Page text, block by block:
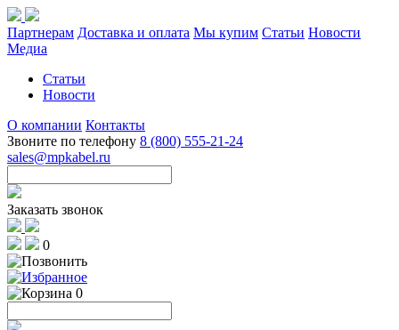
Партнерам Доставка и оплата Мы купим Статьи Новости
Медиа
Статьи
Новости
О компании Контакты
Звоните по телефону 8 (800) 555-21-24
sales@mpkabel.ru
Заказать звонок
0
0